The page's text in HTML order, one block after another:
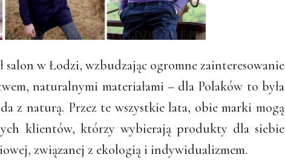
salon w Łodzi, wzbudzając ogromne zainteresowanie
naturalnymi materiałami – dla Polaków to była
z naturą. Przez te wszystkie lata, obie marki mogą
klientów, którzy wybierają produkty dla siebie
związanej z ekologią i indywidualizmem.